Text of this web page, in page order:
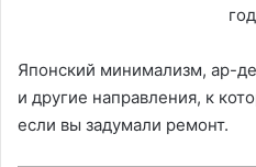
Японский минимализм, ар-
и другие направления, к
если вы задумали ремонт.